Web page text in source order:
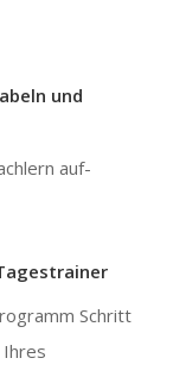
und
auf­
Schritt